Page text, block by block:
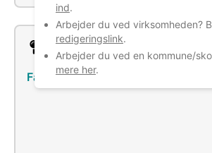
ind.
Arbejder du ved virksomheden?
redigeringslink.
Arbejder du ved en kommune/
mere her.
Lokation
Fårevej 143, 7650 Bøvlingbjerg